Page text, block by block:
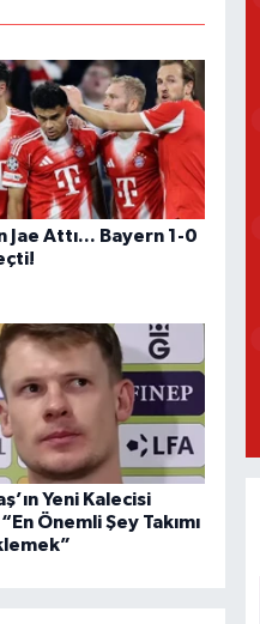
Jae Attı... Bayern 1-0
Yeni Kalecisi
Önemli Şey Takımı